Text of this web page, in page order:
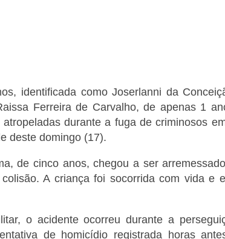
identificada como Joserlanni da
Ferreira de Carvalho, de apenas 1
durante a fuga de criminosos
deste domingo (17).
de cinco anos, chegou a ser
A criança foi socorrida com vida e
o acidente ocorreu durante a
de homicídio registrada horas